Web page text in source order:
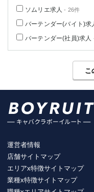
ソムリエ求人 - 26件
バーテンダー(バイト)求
バーテンダー(社員)求人
こ
運営者情報
店舗サイトマップ
エリアx特徴サイトマップ
業種x特徴サイトマップ